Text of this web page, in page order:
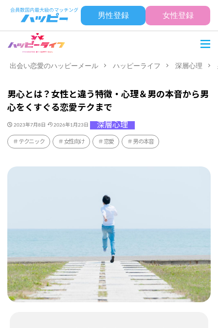
男性登録 女性登録
出会い恋愛のハッピーメール ハッピーライフ 深層心理
男心とは？女性と違う特徴・心理＆男の本音から男
心をくすぐる恋愛テクまで
2023年7月8日 2026年1月23日 深層心理
テクニック 女性向け 恋愛 男の本音